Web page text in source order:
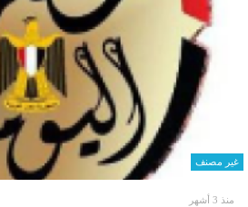
غير مصنف
منذ 3 أشهر